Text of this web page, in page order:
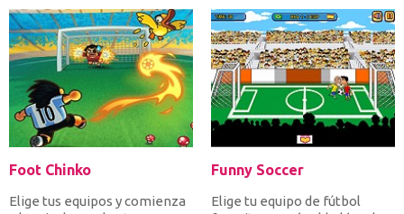
Foot Chinko
Elige tus equipos y comienza
Funny Soccer
Elige tu equipo de fútbol